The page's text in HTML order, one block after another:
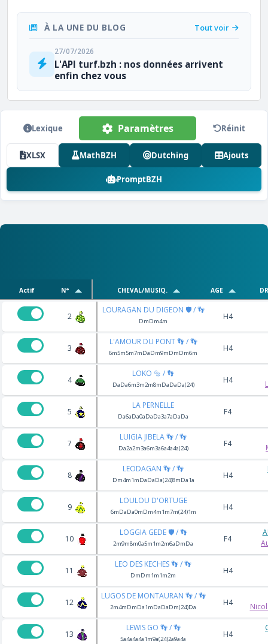
À LA UNE DU BLOG Tout voir
27/07/2026
L'API turf.bzh : nos données arrivent
enfin chez vous
Lexique Paramètres Réinit
XLSX MathBZH Dutching Ajouts
PromptBZH
Actif N° CHEVAL/MUSIQ. AGE
2
LOURAGAN DU DIGEON 🛡️ / 👣
DmDm4m H4
3
L'AMOUR DU PONT 👣 / 👣
6m5m5m7mDaDm9mDmDm6m H4
4
LOKO 🔩 / 👣
DaDa6m3m2m8mDaDaDa(24) H4
5
LA PERNELLE
Da6aDa0aDaDa3a7aDaDa F4
7
LUIGIA JIBELA 👣 / 👣
Da2a2m3a6m3a6a4a4a(24) F4
8
LEODAGAN 👣 / 👣
Dm4m1mDaDaDa(24)8mDa1a H4
9
LOULOU D'ORTUGE
6mDaDa0mDm4m1m7m(24)1m H4
10
LOGGIA GEDE 🛡️ / 👣
2m9m8m0a5m1m2m6aDmDa F4
11
LEO DES KECHES 👣 / 👣
DmDm1m1m2m H4
12
LUGOS DE MONTAURAN 👣 / 👣
2m4mDmDa1mDaDaDm(24)Da H4
13
LEWIS GO 👣 / 👣
5a4a4a4a1m9a(24)2a9a4a H4